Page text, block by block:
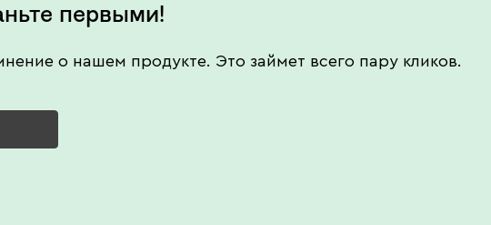
первыми!
о нашем продукте. Это займет всего пару кликов.